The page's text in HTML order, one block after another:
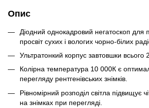
Опис
Діодний однокадровий негатоскоп для
просвіт сухих і вологих чорно-білих
Ультратонкий корпус завтовшки всього
Колірна температура 10 000К є
перегляду рентгенівських знімків.
Рівномірний розподіл світла підвищує
на знімках при перегляді.